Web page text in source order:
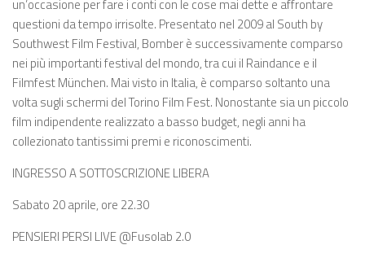
un’occasione per fare i conti con le cose mai dette e affrontare
questioni da tempo irrisolte. Presentato nel 2009 al South by
Southwest Film Festival, Bomber è successivamente comparso
nei più importanti festival del mondo, tra cui il Raindance e il
Filmfest München. Mai visto in Italia, è comparso soltanto una
volta sugli schermi del Torino Film Fest. Nonostante sia un piccolo
film indipendente realizzato a basso budget, negli anni ha
collezionato tantissimi premi e riconoscimenti.
INGRESSO A SOTTOSCRIZIONE LIBERA
Sabato 20 aprile, ore 22.30
PENSIERI PERSI LIVE @Fusolab 2.0